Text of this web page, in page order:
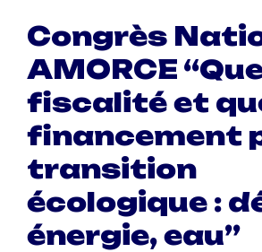
Congrès
AMORCE
fiscalité et
financement
transition
écologique :
énergie, eau”